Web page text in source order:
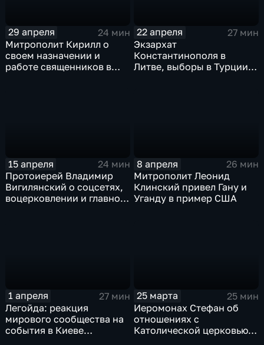
29 апреля
24 мин
Митрополит Кирилл о
своем назначении и
работе священников в
22 апреля
27 мин
Экзархат
Константинополя в
Литве, выборы в Турции и
15 апреля
24 мин
Протоиерей Владимир
Вигилянский о соцсетях,
воцерковлении и главном
8 апреля
26 мин
Митрополит Леонид
Клинский привел Гану и
Уганду в пример США
1 апреля
27 мин
Легойда: реакция
мирового сообщества на
события в Киеве
25 марта
25 мин
Иеромонах Стефан об
отношениях с
Католической церковью и